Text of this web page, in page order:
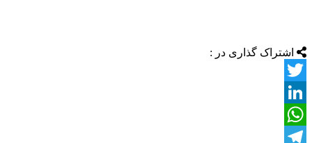
اشتراک گذاری در :
Twitter
LinkedIn
WhatsApp